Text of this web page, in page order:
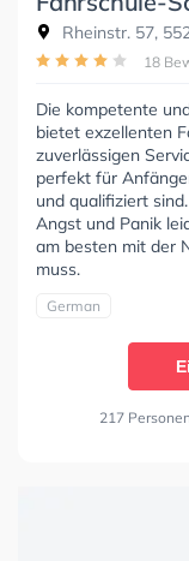
Rheinstr. 57,
18
Die kompetente
bietet exzellenten
zuverlässigen
perfekt für
und qualifiziert
Angst und Panik
am besten mit der
muss.
German
217